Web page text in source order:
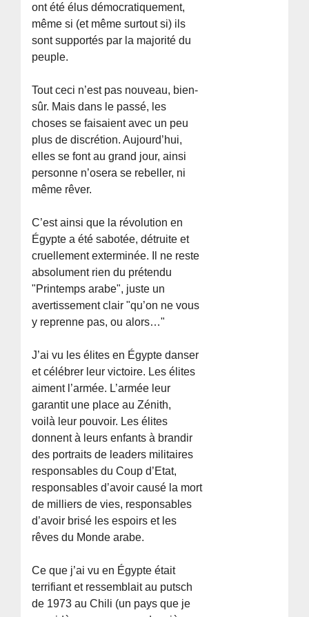
ont été élus démocratiquement,
même si (et même surtout si) ils
sont supportés par la majorité du
peuple.
Tout ceci n’est pas nouveau, bien-
sûr. Mais dans le passé, les
choses se faisaient avec un peu
plus de discrétion. Aujourd’hui,
elles se font au grand jour, ainsi
personne n’osera se rebeller, ni
même rêver.
C’est ainsi que la révolution en
Égypte a été sabotée, détruite et
cruellement exterminée. Il ne reste
absolument rien du prétendu
"Printemps arabe", juste un
avertissement clair "qu’on ne vous
y reprenne pas, ou alors…"
J’ai vu les élites en Égypte danser
et célébrer leur victoire. Les élites
aiment l’armée. L’armée leur
garantit une place au Zénith,
voilà leur pouvoir. Les élites
donnent à leurs enfants à brandir
des portraits de leaders militaires
responsables du Coup d’Etat,
responsables d’avoir causé la mort
de milliers de vies, responsables
d’avoir brisé les espoirs et les
rêves du Monde arabe.
Ce que j’ai vu en Égypte était
terrifiant et ressemblait au putsch
de 1973 au Chili (un pays que je